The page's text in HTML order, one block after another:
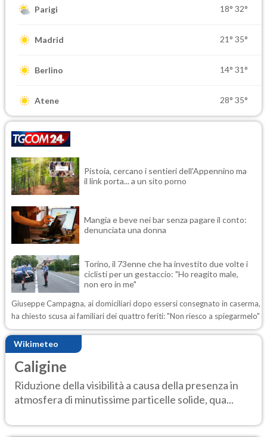
Parigi 18° 32°
Madrid 21° 35°
Berlino 14° 31°
Atene 28° 35°
Pistoia, cercano i sentieri dell'Appennino ma
il link porta... a un sito porno
Mangia e beve nei bar senza pagare il conto:
denunciata una donna
Torino, il 73enne che ha investito due volte i
ciclisti per un gestaccio: "Ho reagito male,
non ero in me"
Giuseppe Campagna, ai domiciliari dopo essersi consegnato in caserma,
ha chiesto scusa ai familiari dei quattro feriti: "Non riesco a spiegarmelo"
Wikimeteo
Caligine
Riduzione della visibilità a causa della presenza in
atmosfera di minutissime particelle solide, qua...